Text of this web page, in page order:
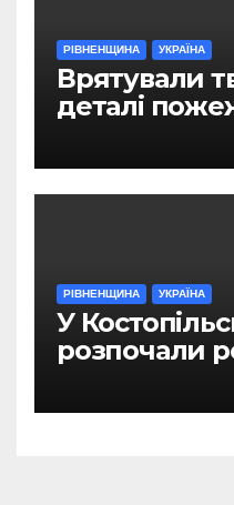
РІВНЕНЩИНА УКРАЇНА
Врятували
деталі
РІВНЕНЩИНА УКРАЇНА
У
розпочали